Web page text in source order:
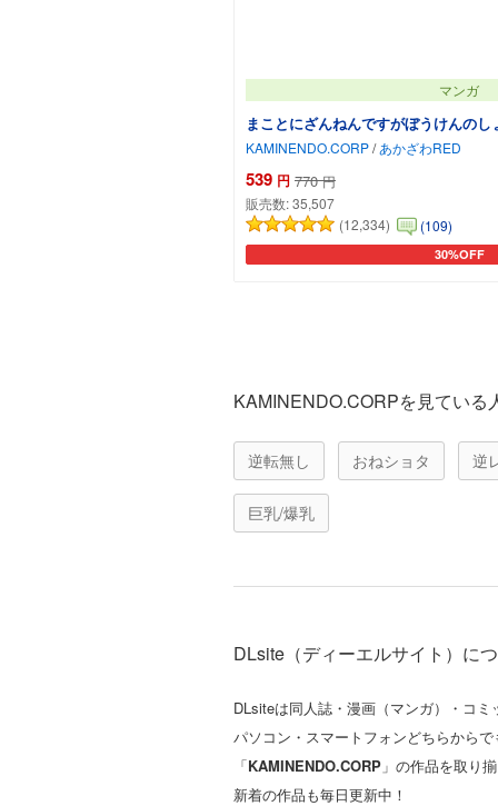
マンガ
まことにざんねんですがぼうけんの
KAMINENDO.CORP/ あかざわRED
539 円 770 円
販売数:35,507
(12,334)
(109)
30%OFF
カートに追
KAMINENDO.CORPを見てい
逆転無し おねショタ 逆
巨乳/爆乳
DLsite（ディーエルサイト）に
DLsiteは同人誌・漫画（マンガ）・コ
パソコン・スマートフォンどちらから
「KAMINENDO.CORP 」の作品を取り
新着の作品も毎日更新中！